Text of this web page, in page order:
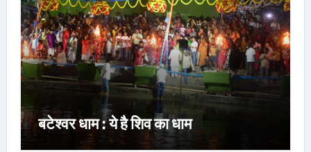
बटेश्वर धाम : ये है शिव का धाम